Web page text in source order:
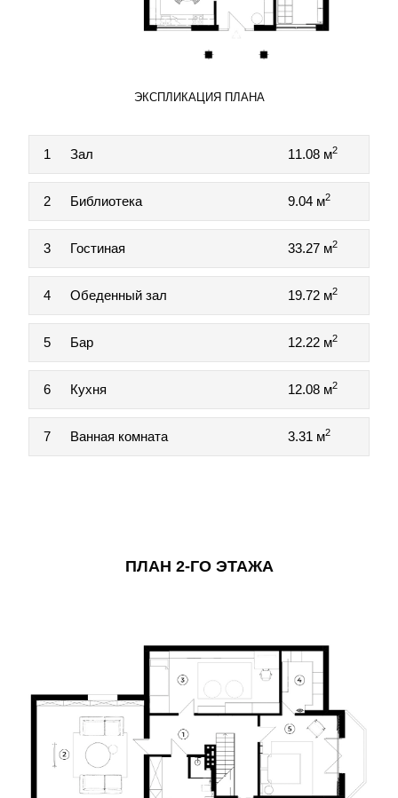
ЭКСПЛИКАЦИЯ ПЛАНА
1 Зал 11.08 м2
2 Библиотека 9.04 м2
3 Гостиная 33.27 м2
4 Обеденный зал 19.72 м2
5 Бар 12.22 м2
6 Кухня 12.08 м2
7 Ванная комната 3.31 м2
ПЛАН 2-ГО ЭТАЖА